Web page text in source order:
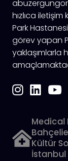
hızlıca
Park
görev yapan
yaklaşımlarla
Medical
Kültür
İstanbul